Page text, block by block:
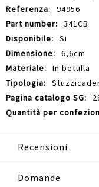
94956
341CB
Si
6,6cm
In betulla
Recensioni
Domande